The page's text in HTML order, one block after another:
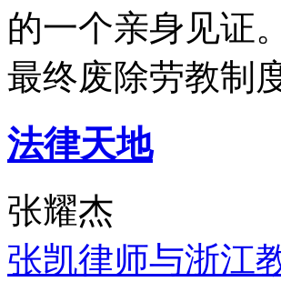
的一个亲身见证
最终废除劳教制
法律天地
张耀杰
张凯律师与浙江